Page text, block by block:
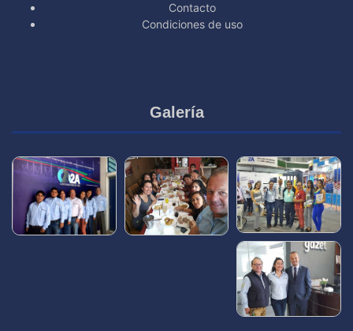
Contacto
Condiciones de uso
Galería